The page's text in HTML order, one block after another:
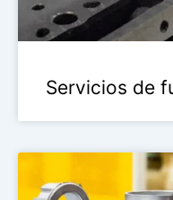
Servicios de